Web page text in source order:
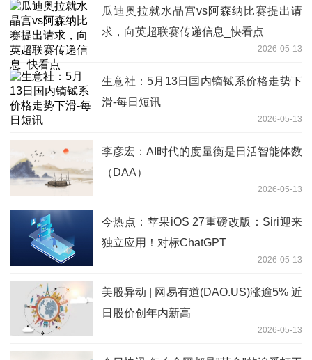
瓜迪奥拉就水晶宫vs阿森纳比赛提出请
求，向英超联赛传递信息_快看点
2026-05-13
生意社：5月13日国内镝铽系价格走势下
滑-每日短讯
2026-05-13
李彦宏：AI时代的度量衡是日活智能体数
（DAA）
2026-05-13
今热点：苹果iOS 27重磅改版：Siri迎来
独立应用！对标ChatGPT
2026-05-13
美股异动 | 网易有道(DAO.US)涨逾5% 近
日股价创年内新高
2026-05-13